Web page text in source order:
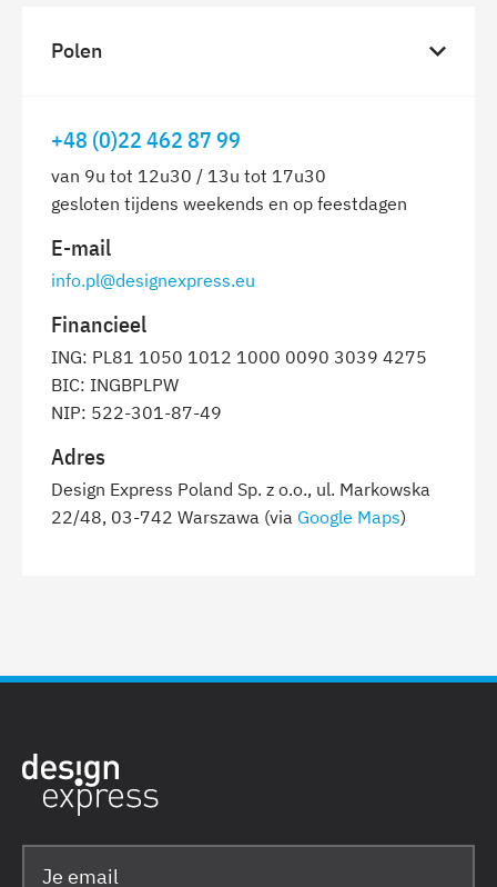
Polen
+48 (0)22 462 87 99
van 9u tot 12u30 / 13u tot 17u30
gesloten tijdens weekends en op feestdagen
E-mail
info.pl@designexpress.eu
Financieel
ING: PL81 1050 1012 1000 0090 3039 4275
BIC: INGBPLPW
NIP: 522-301-87-49
Adres
Design Express Poland Sp. z o.o., ul. Markowska
22/48, 03-742 Warszawa (via Google Maps)